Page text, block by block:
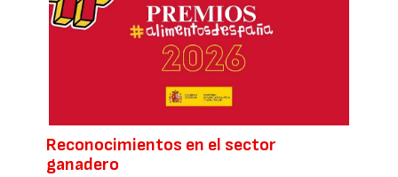
Reconocimientos en el sector
ganadero